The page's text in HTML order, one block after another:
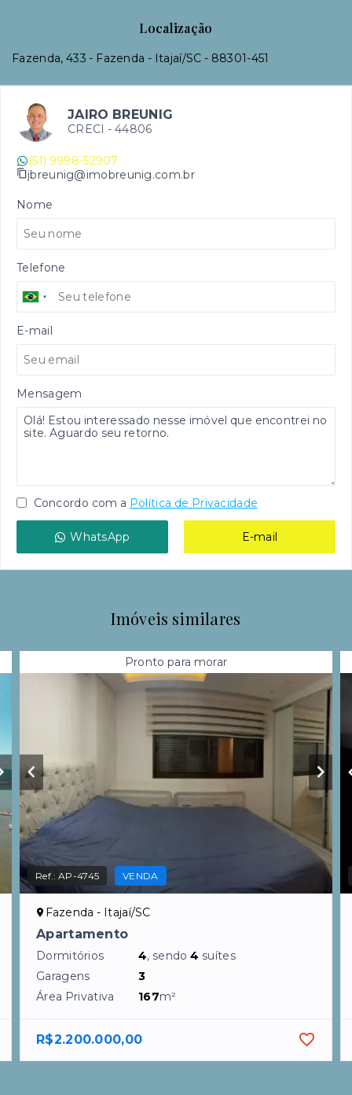
Localização
Fazenda, 433 - Fazenda - Itajaí/SC - 88301-451
JAIRO BREUNIG
CRECI - 44806
(51) 9998-52907
jbreunig@imobreunig.com.br
Nome
Telefone
E-mail
Mensagem
Concordo com a Política de Privacidade
WhatsApp E-mail
Imóveis similares
Pronto para morar
Ref.:AP-4745 VENDA
Fazenda - Itajaí/SC
Apartamento
Dormitórios 4, sendo4 suítes
Garagens
3
Área Privativa
167m²
R$2.200.000,00